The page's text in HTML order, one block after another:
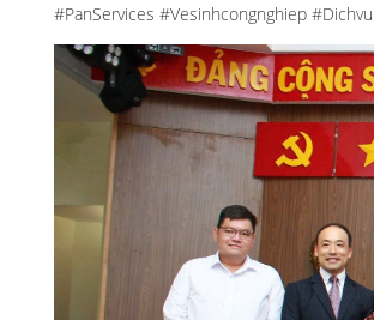
#PanServices #Vesinhcongnghiep